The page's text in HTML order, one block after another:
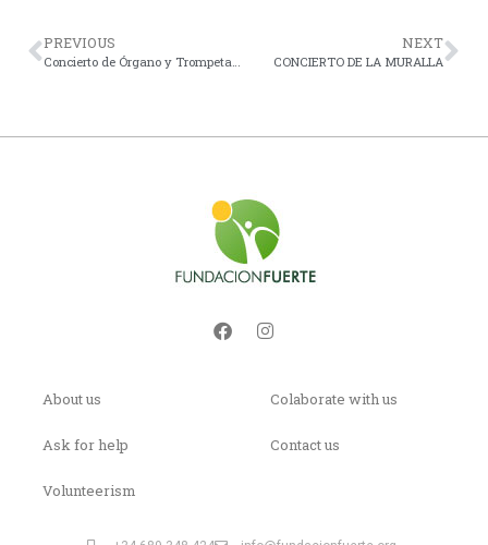
PREVIOUS
Concierto de Órgano y Trompeta Junio 2018
NEXT
CONCIERTO DE LA MURALLA
About us
Ask for help
Volunteerism
Colaborate with us
Contact us